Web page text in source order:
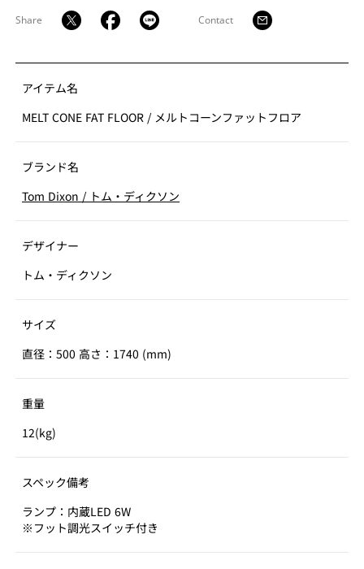
覚効果を生み出し、これまでとは一線を画す照明へと進
化を遂げました。
Share Contact
アイテム名
MELT CONE FAT FLOOR / メルトコーンファットフロア
ブランド名
Tom Dixon / トム・ディクソン
デザイナー
トム・ディクソン
サイズ
直径：500 高さ：1740 (mm)
重量
12(kg)
スペック備考
ランプ：内蔵LED 6W
※フット調光スイッチ付き